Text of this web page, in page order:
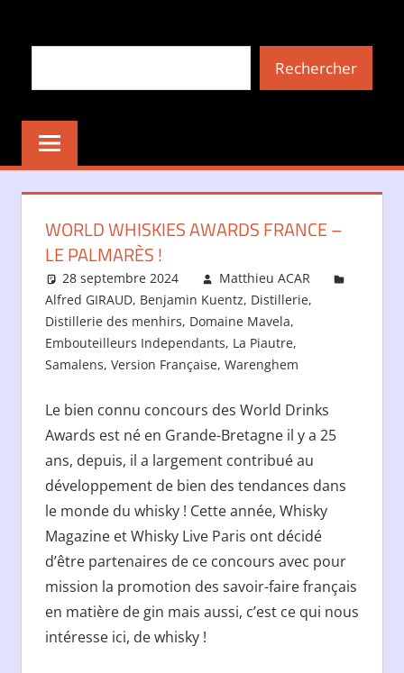
RechercherRechercher
WORLD WHISKIES AWARDS FRANCE –
LE PALMARÈS !
28 septembre 2024
Matthieu ACAR
Alfred GIRAUD, Benjamin Kuentz, Distillerie,
Distillerie des menhirs, Domaine Mavela,
Embouteilleurs Independants, La Piautre,
Samalens, Version Française, Warenghem
Le bien connu concours des World Drinks
Awards est né en Grande-Bretagne il y a 25
ans, depuis, il a largement contribué au
développement de bien des tendances dans
le monde du whisky ! Cette année, Whisky
Magazine et Whisky Live Paris ont décidé
d’être partenaires de ce concours avec pour
mission la promotion des savoir-faire français
en matière de gin mais aussi, c’est ce qui nous
intéresse ici, de whisky !